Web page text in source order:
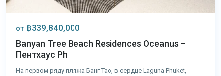
от ฿339,840,000
Banyan Tree Beach Residences Oceanus –
Пентхаус Ph
На первом ряду пляжа Банг Тао, в сердце Laguna Phuket,